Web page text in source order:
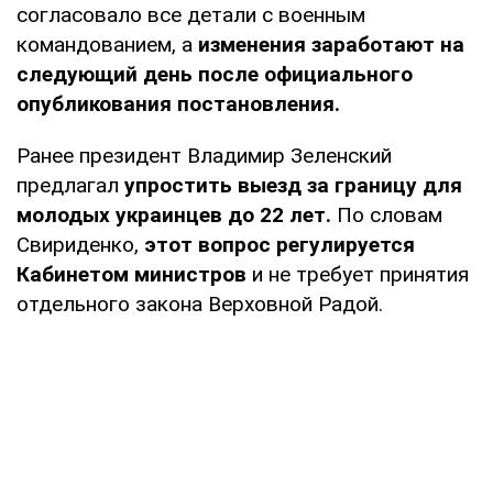
согласовало все детали с военным
командованием, а изменения заработают на
следующий день после официального
опубликования постановления.
Ранее президент Владимир Зеленский
предлагал упростить выезд за границу для
молодых украинцев до 22 лет. По словам
Свириденко, этот вопрос регулируется
Кабинетом министров и не требует принятия
отдельного закона Верховной Радой.